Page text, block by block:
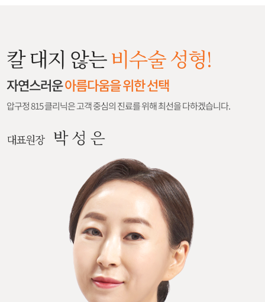
칼 대지 않는비수술 성형!
자연스러운아름다움을 위한 선택
압구정 815 클리닉은 고객 중심의 진료를 위해 최선을 다하겠습니다.
대표원장 박 성 은